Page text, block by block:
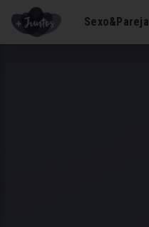
Sexo&Pareja